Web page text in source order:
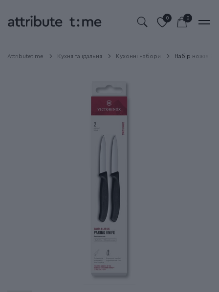
0 0
Attributetime Кухня та їдальня Кухонні набори Набір ножів 8